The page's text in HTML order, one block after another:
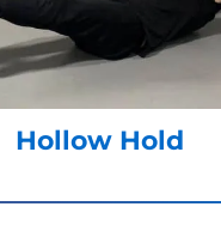
Hollow Hold